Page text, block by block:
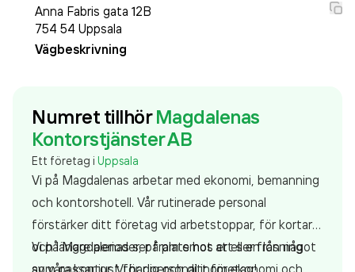
Anna Fabris gata 12B
754 54 Uppsala
Vägbeskrivning
Numret tillhör Magdalenas
Kontorstjänster AB
Ett företag i Uppsala
Vi på Magdalenas arbetar med ekonomi, bemanning
och kontorshotell. Vår rutinerade personal
förstärker ditt företag vid arbetstoppar, för kortare
och längre perioder, på plats hos er eller från något
av våra kontor. Vi har personal inom ekonomi och
Vi på Magdalenas ser fram emot att s en lösning
som passar just för dig och ditt företag!